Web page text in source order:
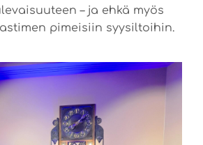
– ja ehkä myös
pimeisiin syysiltoihin.